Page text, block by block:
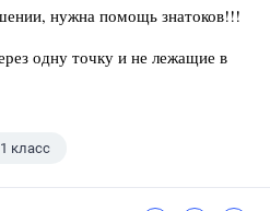
нужна помощь знатоков!!!
одну точку и не лежащие в
класс